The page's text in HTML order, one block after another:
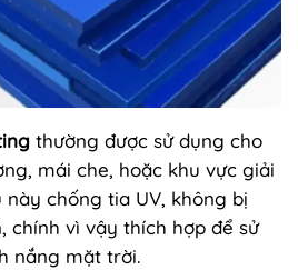
thường được sử dụng cho
mái che, hoặc khu vực giải
chống tia UV, không bị
chính vì vậy thích hợp để sử
nắng mặt trời.